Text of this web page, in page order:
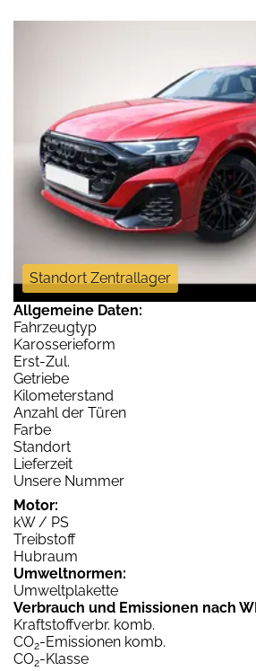
Standort Zentrallager
Allgemeine Daten:
Fahrzeugtyp
Karosserieform
Erst-Zul.
Getriebe
Kilometerstand
Anzahl der Türen
Farbe
Standort
Lieferzeit
Unsere Nummer
Motor:
kW / PS
Treibstoff
Hubraum
Umweltnormen:
Umweltplakette
Verbrauch und Emissionen nach
Kraftstoffverbr. komb.
CO2-Emissionen komb.
CO2-Klasse